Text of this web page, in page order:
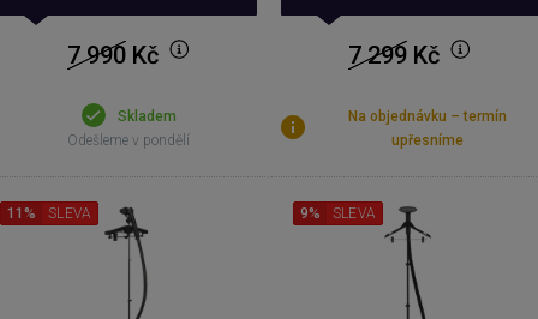
7 990 Kč
Skladem
Odešleme v pondělí
7 299 Kč
Na objednávku – termín
upřesníme
11% SLEVA 9% SLEVA